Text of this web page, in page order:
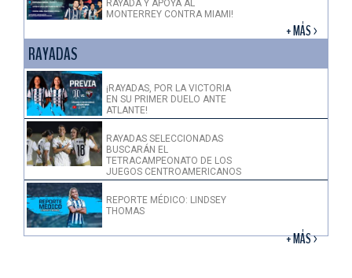
RAYADA Y APOYA AL
MONTERREY CONTRA MIAMI!
+ MÁS >
RAYADAS
¡RAYADAS, POR LA VICTORIA
EN SU PRIMER DUELO ANTE
ATLANTE!
RAYADAS SELECCIONADAS
BUSCARÁN EL
TETRACAMPEONATO DE LOS
JUEGOS CENTROAMERICANOS
REPORTE MÉDICO: LINDSEY
THOMAS
+ MÁS >